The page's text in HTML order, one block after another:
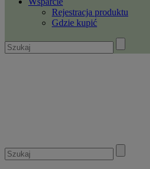
Rejestracja produktu
Gdzie kupić